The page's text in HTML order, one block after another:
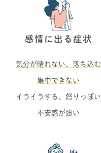
感情に出る症状
気分が晴れない、落ち込む
集中できない
イライラする、怒りっぽい
不安感が強い